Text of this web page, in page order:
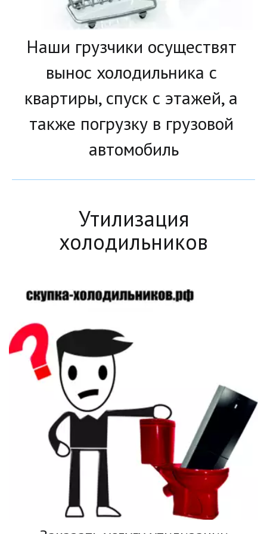
Наши грузчики осуществят
вынос холодильника с
квартиры, спуск с этажей, а
также погрузку в грузовой
автомобиль
Утилизация
холодильников